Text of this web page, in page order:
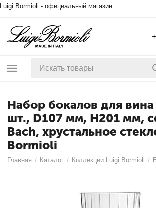
Luigi Bormioli - официальный магазин.
Набор бокалов для
шт., D107 мм, H201 мм,
Bach, хрустальное
Bormioli
Главная / Каталог / Коллекции Luigi Bormioli /